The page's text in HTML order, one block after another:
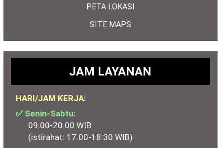
PETA LOKASI
SITE MAPS
JAM LAYANAN
HARI/JAM KERJA:
✅ Senin-Sabtu:
09.00-20.00 WIB
(istirahat: 17.00-18.30 WIB)